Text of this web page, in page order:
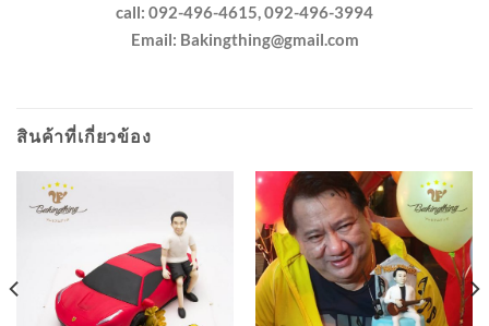
call: 092-496-4615, 092-496-3994
Email: Bakingthing@gmail.com
สินค้าที่เกี่ยวข้อง